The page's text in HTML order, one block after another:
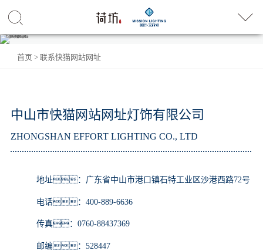
首页 > 联系快猫网站网址
中山市快猫网站网址灯饰有限公司
ZHONGSHAN EFFORT LIGHTING CO., LTD
地址：广东省中山市港口镇石特工业区沙港西路72号
电话：400-889-6636
传真：0760-88437369
邮编：528447